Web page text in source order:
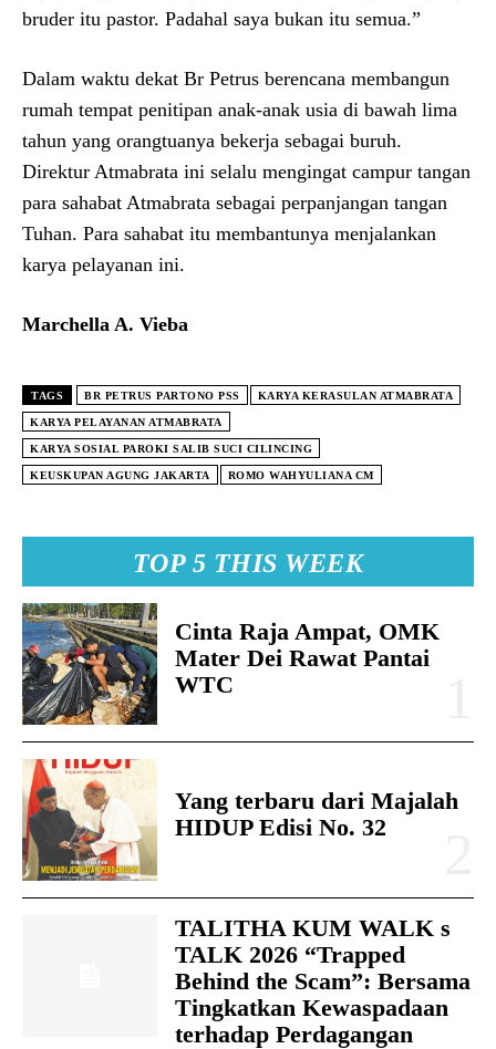
TOP 5 THIS WEEK
Cinta Raja Ampat, OMK
Mater Dei Rawat Pantai
WTC
Yang terbaru dari Majalah
HIDUP Edisi No. 32
TALITHA KUM WALK s
TALK 2026 “Trapped
Behind the Scam”: Bersama
Tingkatkan Kewaspadaan
terhadap Perdagangan
bruder itu pastor. Padahal saya bukan itu semua.”
Dalam waktu dekat Br Petrus berencana membangun
rumah tempat penitipan anak-anak usia di bawah lima
tahun yang orangtuanya bekerja sebagai buruh.
Direktur Atmabrata ini selalu mengingat campur tangan
para sahabat Atmabrata sebagai perpanjangan tangan
Tuhan. Para sahabat itu membantunya menjalankan
karya pelayanan ini.
Marchella A. Vieba
TAGS BR PETRUS PARTONO PSS KARYA KERASULAN ATMABRATA
KARYA PELAYANAN ATMABRATA
KARYA SOSIAL PAROKI SALIB SUCI CILINCING
KEUSKUPAN AGUNG JAKARTA ROMO WAHYULIANA CM